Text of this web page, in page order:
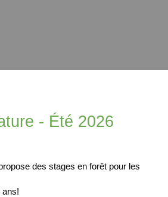
- Été 2026
des stages en forêt pour les
ans!